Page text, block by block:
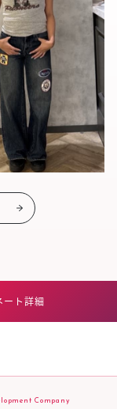
ート詳細
Company